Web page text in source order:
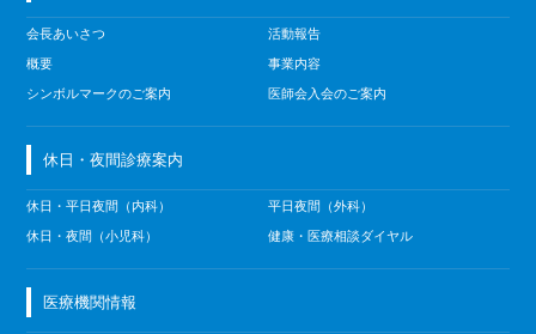
会長あいさつ
概要
シンボルマークのご案内
活動報告
事業内容
医師会入会のご案内
休日・夜間診療案内
休日・平日夜間（内科）
休日・夜間（小児科）
平日夜間（外科）
健康・医療相談ダイヤル
医療機関情報